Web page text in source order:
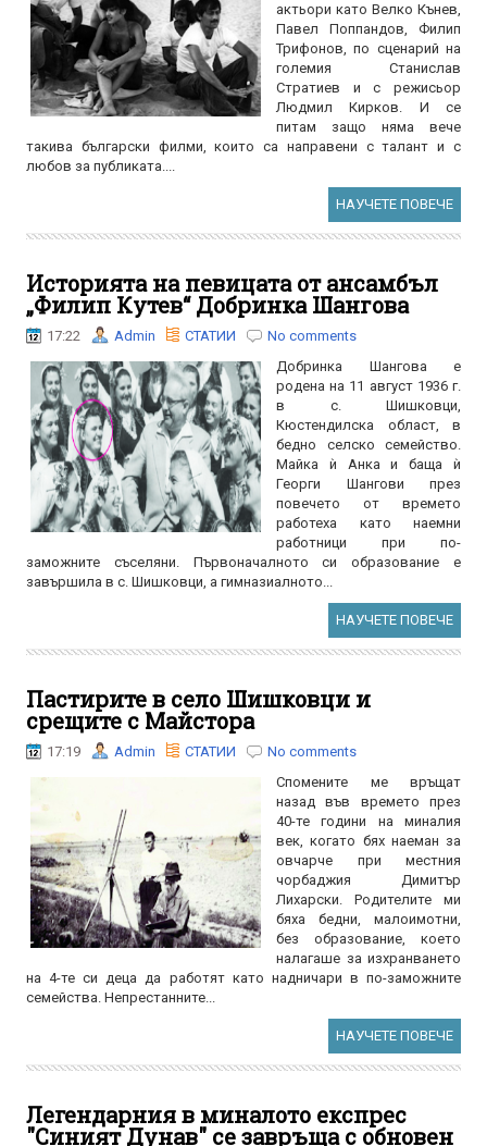
актьори като Велко Кънев,
Павел Поппандов, Филип
Трифонов, по сценарий на
големия Станислав
Стратиев и с режисьор
Людмил Кирков. И се
питам защо няма вече
такива български филми, които са направени с талант и с
любов за публиката....
НАУЧЕТЕ ПОВЕЧЕ
Историята на певицата от ансамбъл
„Филип Кутев“ Добринка Шангова
17:22 Admin СТАТИИ
No comments
Добринка Шангова е
родена на 11 август 1936 г.
в с. Шишковци,
Кюстендилска област, в
бедно селско семейство.
Майка ѝ Анка и баща ѝ
Георги Шангови през
повечето от времето
работеха като наемни
работници при по-
заможните съселяни. Първоначалното си образование е
завършила в с. Шишковци, а гимназиалното...
НАУЧЕТЕ ПОВЕЧЕ
Пастирите в село Шишковци и
срещите с Майстора
17:19 Admin СТАТИИ
No comments
Спомените ме връщат
назад във времето през
40-те години на миналия
век, когато бях наеман за
овчарче при местния
чорбаджия Димитър
Лихарски. Родителите ми
бяха бедни, малоимотни,
без образование, което
налагаше за изхранването
на 4-те си деца да работят като надничари в по-заможните
семейства. Непрестанните...
НАУЧЕТЕ ПОВЕЧЕ
Легендарния в миналото експрес
"Синият Дунав" се завръща с обновен